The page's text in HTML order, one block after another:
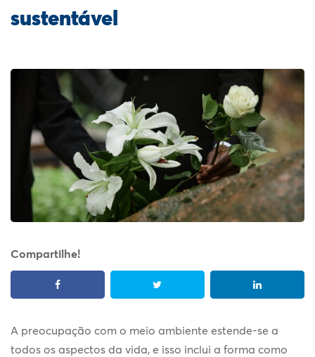
sustentável
Compartilhe!
A preocupação com o meio ambiente estende-se a
todos os aspectos da vida, e isso inclui a forma como